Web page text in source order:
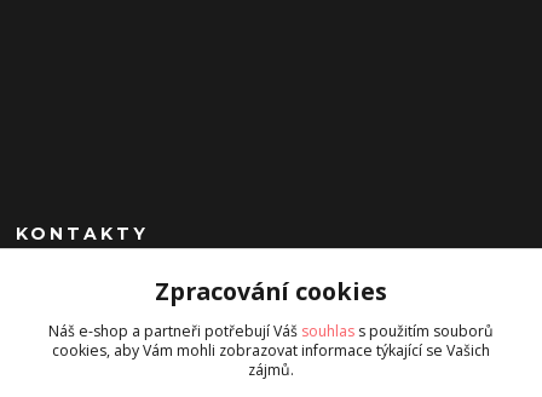
KONTAKTY
+420 602 260 963
jan.chrobak@seznam.cz
Zpracování cookies
Náš e-shop a partneři potřebují Váš souhlas s použitím souborů
cookies, aby Vám mohli zobrazovat informace týkající se Vašich
zájmů.